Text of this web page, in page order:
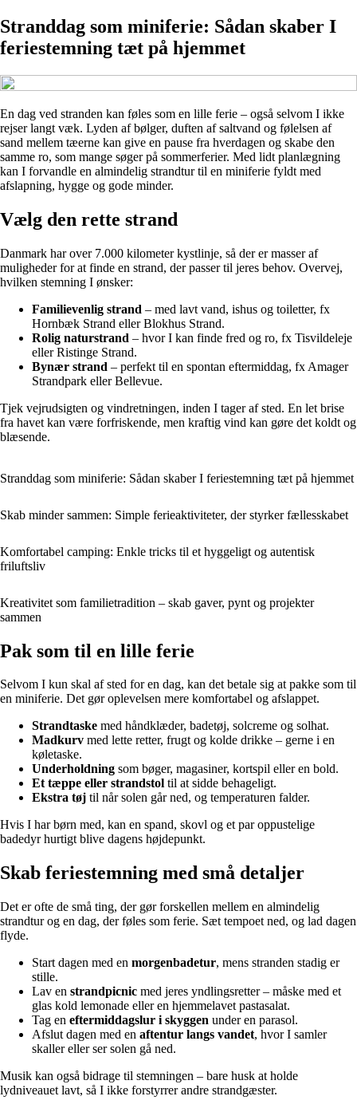
Stranddag som miniferie: Sådan skaber I
feriestemning tæt på hjemmet
En dag ved stranden kan føles som en lille ferie – også selvom I ikke
rejser langt væk. Lyden af bølger, duften af saltvand og følelsen af
sand mellem tæerne kan give en pause fra hverdagen og skabe den
samme ro, som mange søger på sommerferier. Med lidt planlægning
kan I forvandle en almindelig strandtur til en miniferie fyldt med
afslapning, hygge og gode minder.
Vælg den rette strand
Danmark har over 7.000 kilometer kystlinje, så der er masser af
muligheder for at finde en strand, der passer til jeres behov. Overvej,
hvilken stemning I ønsker:
Familievenlig strand – med lavt vand, ishus og toiletter, fx
Hornbæk Strand eller Blokhus Strand.
Rolig naturstrand – hvor I kan finde fred og ro, fx Tisvildeleje
eller Ristinge Strand.
Bynær strand – perfekt til en spontan eftermiddag, fx Amager
Strandpark eller Bellevue.
Tjek vejrudsigten og vindretningen, inden I tager af sted. En let brise
fra havet kan være forfriskende, men kraftig vind kan gøre det koldt og
blæsende.
Stranddag som miniferie: Sådan skaber I feriestemning tæt på hjemmet
Skab minder sammen: Simple ferieaktiviteter, der styrker fællesskabet
Komfortabel camping: Enkle tricks til et hyggeligt og autentisk
friluftsliv
Kreativitet som familietradition – skab gaver, pynt og projekter
sammen
Pak som til en lille ferie
Selvom I kun skal af sted for en dag, kan det betale sig at pakke som til
en miniferie. Det gør oplevelsen mere komfortabel og afslappet.
Strandtaske med håndklæder, badetøj, solcreme og solhat.
Madkurv med lette retter, frugt og kolde drikke – gerne i en
køletaske.
Underholdning som bøger, magasiner, kortspil eller en bold.
Et tæppe eller strandstol til at sidde behageligt.
Ekstra tøj til når solen går ned, og temperaturen falder.
Hvis I har børn med, kan en spand, skovl og et par oppustelige
badedyr hurtigt blive dagens højdepunkt.
Skab feriestemning med små detaljer
Det er ofte de små ting, der gør forskellen mellem en almindelig
strandtur og en dag, der føles som ferie. Sæt tempoet ned, og lad dagen
flyde.
Start dagen med en morgenbadetur, mens stranden stadig er
stille.
Lav en strandpicnic med jeres yndlingsretter – måske med et
glas kold lemonade eller en hjemmelavet pastasalat.
Tag en eftermiddagslur i skyggen under en parasol.
Afslut dagen med en aftentur langs vandet, hvor I samler
skaller eller ser solen gå ned.
Musik kan også bidrage til stemningen – bare husk at holde
lydniveauet lavt, så I ikke forstyrrer andre strandgæster.